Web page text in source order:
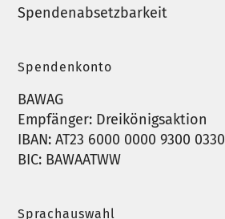
Spendenabsetzbarkeit
Spendenkonto
BAWAG
Empfänger: Dreikönigsaktion
IBAN: AT23 6000 0000 9300 0330
BIC: BAWAATWW
Sprachauswahl